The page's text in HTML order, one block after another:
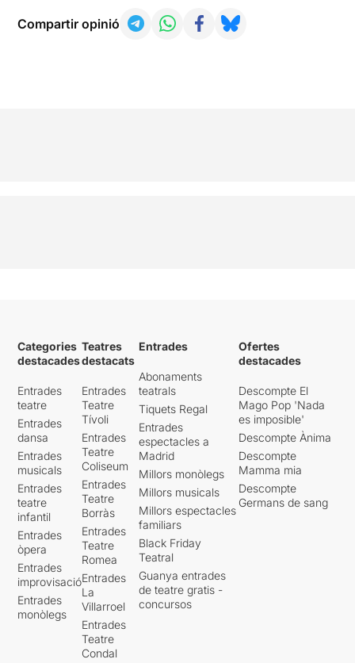
Compartir opinió
Categories
destacades
Entrades
teatre
Entrades
dansa
Entrades
musicals
Entrades
teatre
infantil
Entrades
òpera
Entrades
improvisació
Entrades
monòlegs
Teatres
destacats
Entrades
Teatre
Tívoli
Entrades
Teatre
Coliseum
Entrades
Teatre
Borràs
Entrades
Teatre
Romea
Entrades
La
Villarroel
Entrades
Teatre
Condal
Entrades
Abonaments
teatrals
Tiquets Regal
Entrades
espectacles a
Madrid
Millors monòlegs
Millors musicals
Millors espectacles
familiars
Black Friday
Teatral
Guanya entrades
de teatre gratis -
concursos
Ofertes
destacades
Descompte El
Mago Pop 'Nada
es imposible'
Descompte Ànima
Descompte
Mamma mia
Descompte
Germans de sang